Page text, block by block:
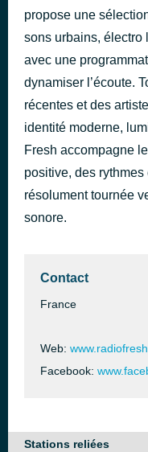
The Way We
propose une
sons urbains, électro
avec une
dynamiser l’écoute.
récentes et des
identité moderne,
Fresh accompagne
positive, des
résolument tournée
sonore.
Contact
France
Web:
Facebook:
Stations reliées